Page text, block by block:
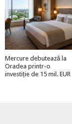
Mercure debutează la
Oradea printr-o
investiție de 15 mil. EUR